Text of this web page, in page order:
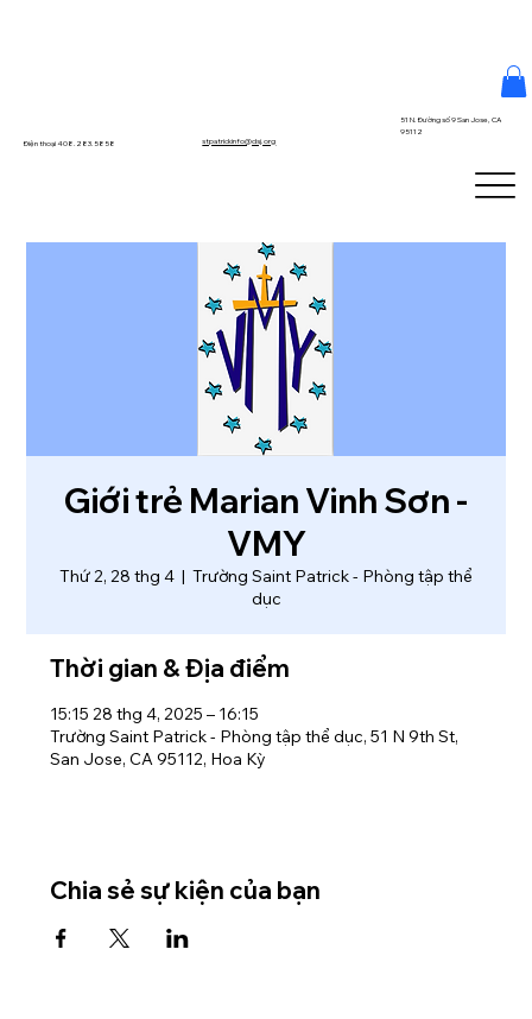
Điện thoại 408.283.5858 stpatrickinfo@dsj.org
51 N. Đường số 9 San Jose, CA
95112
Giới trẻ Marian Vinh Sơn -
VMY
Thứ 2, 28 thg 4
  |
Trường Saint Patrick - Phòng tập thể
dục
Thời gian & Địa điểm
15:15 28 thg 4, 2025 – 16:15
Trường Saint Patrick - Phòng tập thể dục, 51 N 9th St,
San Jose, CA 95112, Hoa Kỳ
Chia sẻ sự kiện của bạn